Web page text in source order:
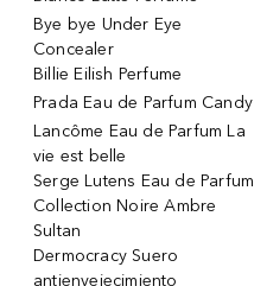
Bye bye Under Eye
Concealer
Billie Eilish Perfume
Prada Eau de Parfum Candy
Lancôme Eau de Parfum La
vie est belle
Serge Lutens Eau de Parfum
Collection Noire Ambre
Sultan
Dermocracy Suero
antienvejecimiento